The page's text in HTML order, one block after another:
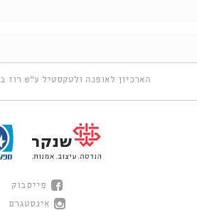
הארכיון לאופנה ולטקסטיל ע"ש רוז
פייסבוק
אינסטגרם